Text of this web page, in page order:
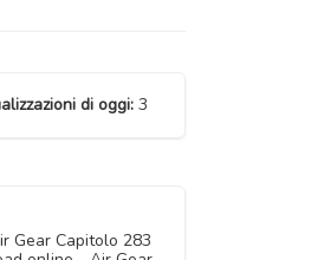
di oggi:3
Gear Capitolo 283